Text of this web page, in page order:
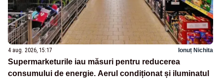
4 aug. 2026, 15:17 Ionuț Nichita
Supermarketurile iau măsuri pentru reducerea
consumului de energie. Aerul condiționat și iluminatul